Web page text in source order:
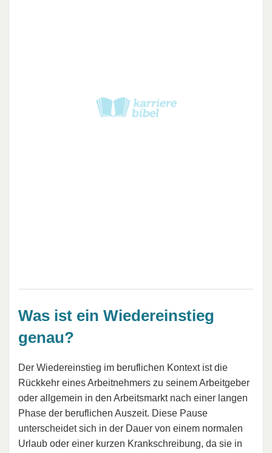
Was ist ein Wiedereinstieg
genau?
Der Wiedereinstieg im beruflichen Kontext ist die
Rückkehr eines Arbeitnehmers zu seinem Arbeitgeber
oder allgemein in den Arbeitsmarkt nach einer langen
Phase der beruflichen Auszeit. Diese Pause
unterscheidet sich in der Dauer von einem normalen
Urlaub oder einer kurzen Krankschreibung, da sie in